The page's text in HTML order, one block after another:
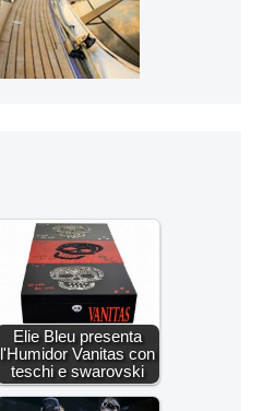
Elie Bleu presenta
l'Humidor Vanitas con
teschi e swarovski